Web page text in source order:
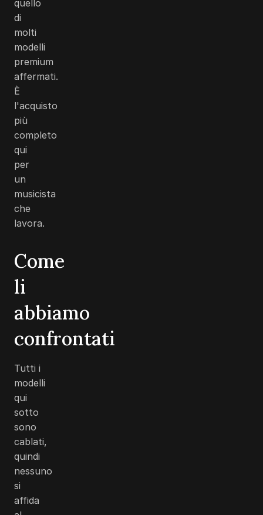
quello
di
molti
modelli
premium
affermati.
È
l'acquisto
più
completo
qui
per
un
musicista
che
lavora.
Come
li
abbiamo
confrontati
Tutti i
modelli
qui
sotto
sono
cablati,
quindi
nessuno
si
affida